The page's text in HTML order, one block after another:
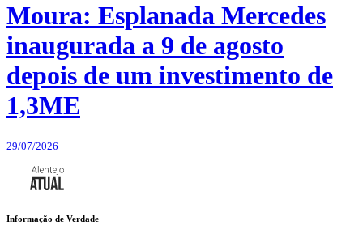
Moura: Esplanada Mercedes
inaugurada a 9 de agosto
depois de um investimento de
1,3ME
29/07/2026
Informação de Verdade